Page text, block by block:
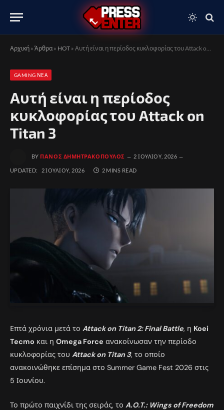
Αρχική » Άρθρα » HOT » Αυτή είναι η περίοδος κυκλοφορίας του Attack on Titan 3
GAMING ΝΈΑ
Αυτή είναι η περίοδος
κυκλοφορίας του Attack on
Titan 3
BY ΠΆΝΟΣ ΔΗΜΗΤΡΑΚΌΠΟΥΛΟΣ 2 ΙΟΥΛΊΟΥ, 2026
UPDATED: 2 ΙΟΥΛΊΟΥ, 2026 2 MINS READ
Επτά χρόνια μετά το Attack on Titan 2: Final Battle, η Koei
Tecmo και η Omega Force ανακοίνωσαν την περίοδο
κυκλοφορίας του Attack on Titan 3, το οποίο
ανακοινώθηκε επίσημα στο Summer Game Fest 2026 στις
5 Ιουνίου.
Το πρώτο παιχνίδι της σειράς, το A.O.T.: Wings of Freedom